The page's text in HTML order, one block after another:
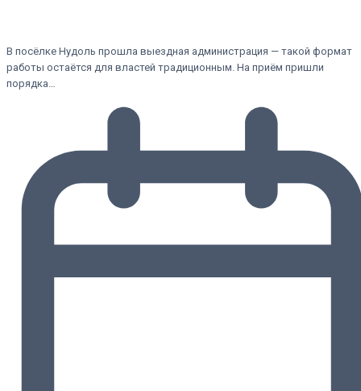
В посёлке Нудоль прошла выездная администрация — такой формат
работы остаётся для властей традиционным. На приём пришли
порядка…